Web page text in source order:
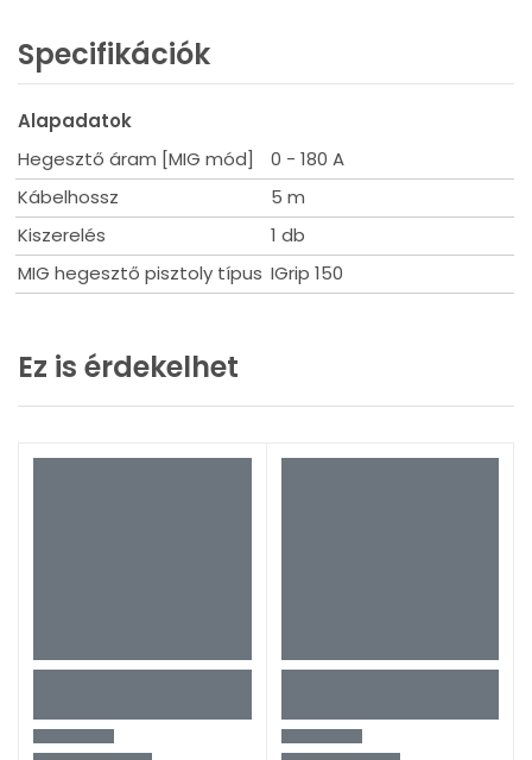
Specifikációk
Alapadatok
Hegesztő áram [MIG mód]
0 - 180 A
Kábelhossz
5 m
Kiszerelés
1 db
MIG hegesztő pisztoly típus IGrip 150
Ez is érdekelhet